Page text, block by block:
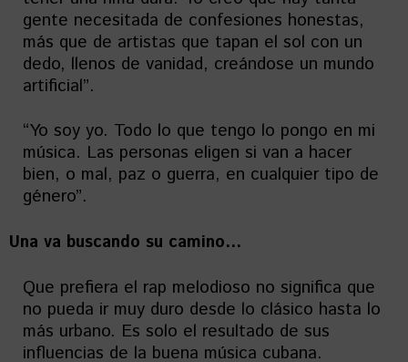
gente necesitada de confesiones honestas,
más que de artistas que tapan el sol con un
dedo, llenos de vanidad, creándose un mundo
artificial”.
“Yo soy yo. Todo lo que tengo lo pongo en mi
música. Las personas eligen si van a hacer
bien, o mal, paz o guerra, en cualquier tipo de
género”.
Una va buscando su camino…
Que prefiera el rap melodioso no significa que
no pueda ir muy duro desde lo clásico hasta lo
más urbano. Es solo el resultado de sus
influencias de la buena música cubana.